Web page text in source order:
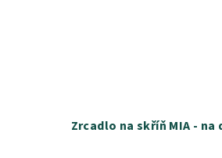
Zrcadlo na